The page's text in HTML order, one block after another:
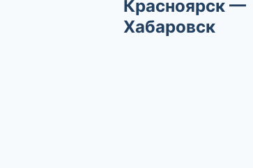
Красноярск —
Хабаровск